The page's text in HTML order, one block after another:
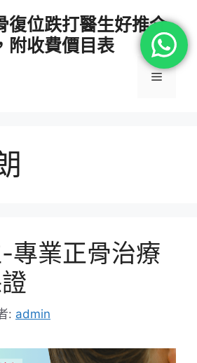
復位跌打醫生好推介
附收費價目表
選
專業正骨治療
: admin